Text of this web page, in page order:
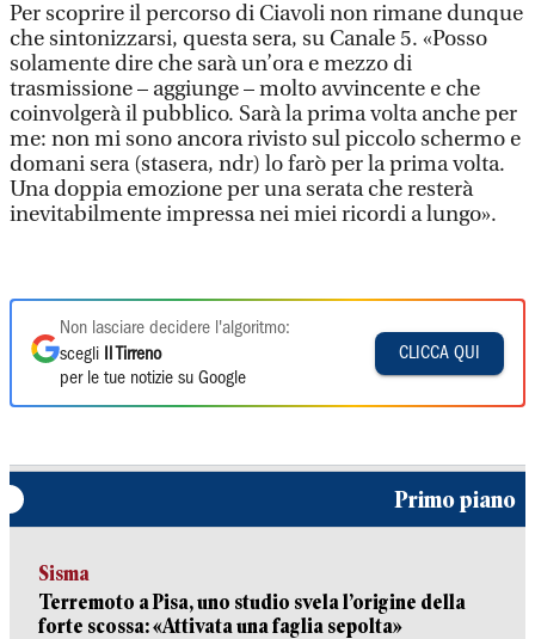
Per scoprire il percorso di Ciavoli non rimane dunque
che sintonizzarsi, questa sera, su Canale 5. «Posso
solamente dire che sarà un’ora e mezzo di
trasmissione – aggiunge – molto avvincente e che
coinvolgerà il pubblico. Sarà la prima volta anche per
me: non mi sono ancora rivisto sul piccolo schermo e
domani sera (stasera, ndr) lo farò per la prima volta.
Una doppia emozione per una serata che resterà
inevitabilmente impressa nei miei ricordi a lungo».
Non lasciare decidere l'algoritmo:
scegli
Il Tirreno
per le tue notizie su Google
CLICCA QUI
Primo piano
Sisma
Terremoto a Pisa, uno studio svela l’origine della
forte scossa: «Attivata una faglia sepolta»